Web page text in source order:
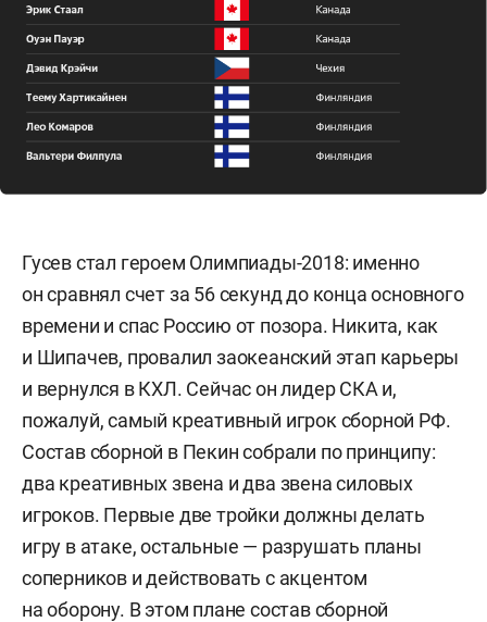
Гусев стал героем Олимпиады-2018: именно
он сравнял счет за 56 секунд до конца основного
времени и спас Россию от позора. Никита, как
и Шипачев, провалил заокеанский этап карьеры
и вернулся в КХЛ. Сейчас он лидер СКА и,
пожалуй, самый креативный игрок сборной РФ.
Состав сборной в Пекин собрали по принципу:
два креативных звена и два звена силовых
игроков. Первые две тройки должны делать
игру в атаке, остальные — разрушать планы
соперников и действовать с акцентом
на оборону. В этом плане состав сборной